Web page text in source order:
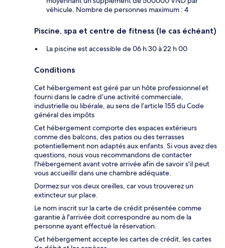
véhicule. Nombre de personnes maximum : 4
Piscine, spa et centre de fitness (le cas échéant)
La piscine est accessible de 06 h 30 à 22 h 00
Conditions
Cet hébergement est géré par un hôte professionnel et
fourni dans le cadre d’une activité commerciale,
industrielle ou libérale, au sens de l’article 155 du Code
général des impôts
Cet hébergement comporte des espaces extérieurs
comme des balcons, des patios ou des terrasses
potentiellement non adaptés aux enfants. Si vous avez des
questions, nous vous recommandons de contacter
l'hébergement avant votre arrivée afin de savoir s'il peut
vous accueillir dans une chambre adéquate.
Dormez sur vos deux oreilles, car vous trouverez un
extincteur sur place.
Le nom inscrit sur la carte de crédit présentée comme
garantie à l'arrivée doit correspondre au nom de la
personne ayant effectué la réservation.
Cet hébergement accepte les cartes de crédit, les cartes